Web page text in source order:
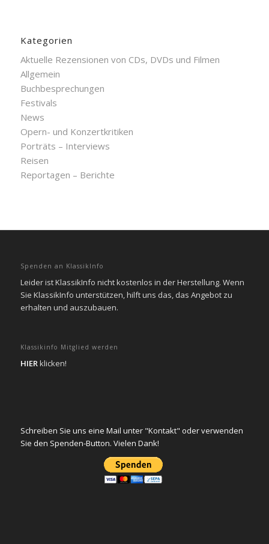
Kategorien
Aktuelle Rezensionen von CDs, DVDs und Filmen
Allgemein
Buchbesprechungen
Festivals
News
Opern- und Konzertkritiken
Porträts – Interviews
Reisen
Reportagen – Berichte
Spenden an KlassikInfo
Leider ist KlassikInfo nicht kostenlos in der Herstellung. Wenn
Sie KlassikInfo unterstützen, hilft uns das, das Angebot zu
erhalten und auszubauen.
Klassikinfo Mitglied werden
HIERklicken!
Schreiben Sie uns eine Mail unter "Kontakt" oder verwenden
Sie den Spenden-Button. Vielen Dank!